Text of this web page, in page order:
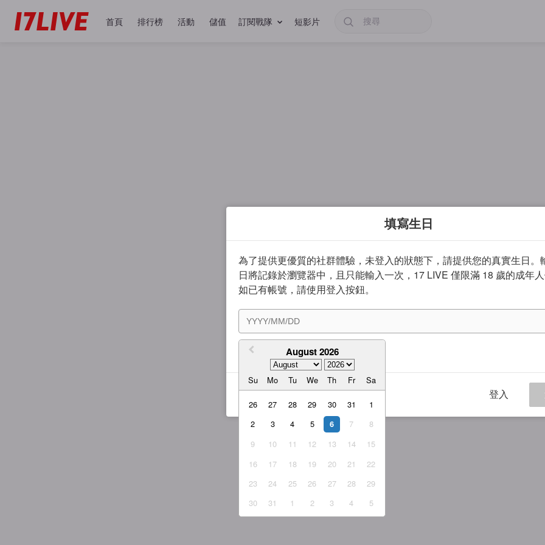
首頁 排行榜 活動 儲值 訂閱戰隊 短影片
填寫生日
為了提供更優質的社群體驗，未登入的狀態下，請提供您的真實生日。
日將記錄於瀏覽器中，且只能輸入一次，17 LIVE 僅限滿 18 歲的成年人
如已有帳號，請使用登入按鈕。
August 2026
Su Mo Tu We Th Fr Sa
26 27 28 29 30 31
1
2
3 4 5 6 7
8
9
10 11 12 13 14
15
16
17 18 19 20 21
22
23
24 25 26 27 28
29
30
31 1 2 3 4 5
我同意 服務條款與隱私權政策
登入